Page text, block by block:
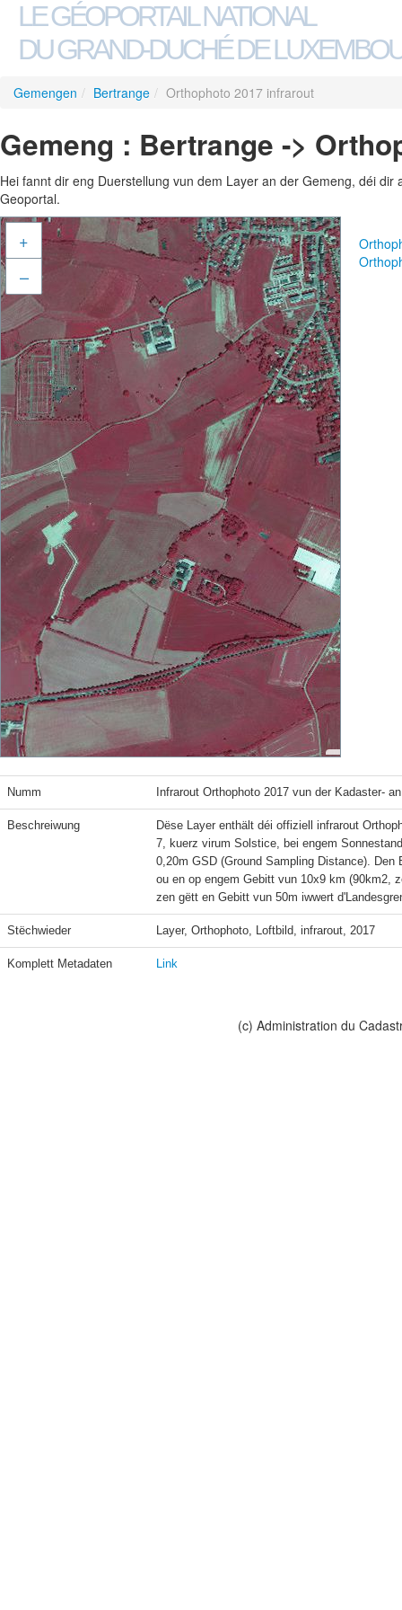
LE GÉOPORTAIL NATIONAL
DU GRAND-DUCHÉ DE
Gemengen / Bertrange / Orthophoto 2017 infrarout
Gemeng : Bertrange ->
Hei fannt dir eng Duerstellung vun dem Layer an der Gemeng, déi
Geoportal.
+
–
Numm Infrarout Orthophoto 2017 vun der Kadaster-
Beschreiwung
Dëse Layer enthält déi offiziell infrarout
7, kuerz virum Solstice, bei engem
0,20m GSD (Ground Sampling Distance).
ou en op engem Gebitt vun 10x9 km (90km2,
zen gëtt en Gebitt vun 50m iwwert
Stëchwieder Layer, Orthophoto, Loftbild, infrarout, 2017
Komplett Metadaten Link
(c) Administration du